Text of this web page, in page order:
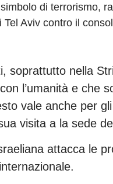
di terrorismo,
Aviv contro il
soprattutto nella
l’umanità e che
vale anche per
visita a la sede
attacca le